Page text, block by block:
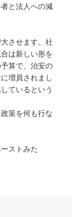
と法人への減
させます。社
は新しい形を
算で、治安の
増員されまし
ているという
策を何も行な
ストみた
ついて への